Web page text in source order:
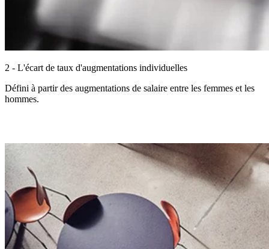
2 - L'écart de taux d'augmentations individuelles
Défini à partir des augmentations de salaire entre les femmes et les
hommes.